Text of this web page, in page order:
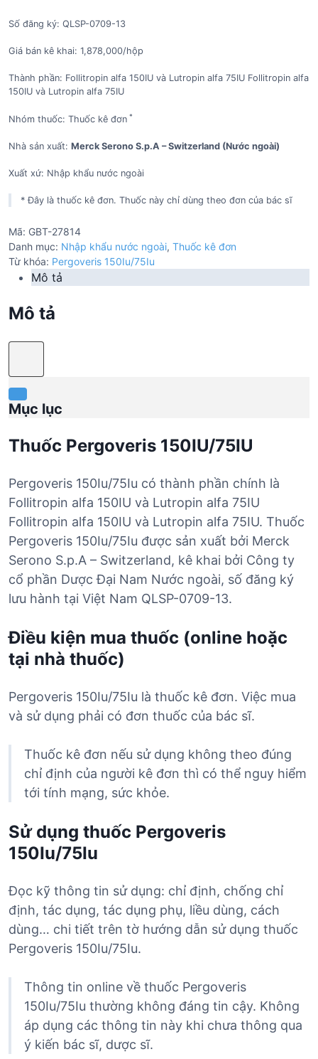
Số đăng ký: QLSP-0709-13
Giá bán kê khai: 1,878,000/hộp
Thành phần: Follitropin alfa 150IU và Lutropin alfa 75IU Follitropin alfa
150IU và Lutropin alfa 75IU
Nhóm thuốc: Thuốc kê đơn *
Nhà sản xuất: Merck Serono S.p.A – Switzerland (Nước ngoài)
Xuất xứ: Nhập khẩu nước ngoài
* Đây là thuốc kê đơn. Thuốc này chỉ dùng theo đơn của bác sĩ
Mã: GBT-27814
Danh mục: Nhập khẩu nước ngoài, Thuốc kê đơn
Từ khóa: Pergoveris 150Iu/75Iu
Mô tả
Mô tả
Mục lục
Thuốc Pergoveris 150IU/75IU
Pergoveris 150Iu/75Iu có thành phần chính là
Follitropin alfa 150IU và Lutropin alfa 75IU
Follitropin alfa 150IU và Lutropin alfa 75IU. Thuốc
Pergoveris 150Iu/75Iu được sản xuất bởi Merck
Serono S.p.A – Switzerland, kê khai bởi Công ty
cổ phần Dược Đại Nam Nước ngoài, số đăng ký
lưu hành tại Việt Nam QLSP-0709-13.
Điều kiện mua thuốc (online hoặc
tại nhà thuốc)
Pergoveris 150Iu/75Iu là thuốc kê đơn. Việc mua
và sử dụng phải có đơn thuốc của bác sĩ.
Thuốc kê đơn nếu sử dụng không theo đúng
chỉ định của người kê đơn thì có thể nguy hiểm
tới tính mạng, sức khỏe.
Sử dụng thuốc Pergoveris
150Iu/75Iu
Đọc kỹ thông tin sử dụng: chỉ định, chống chỉ
định, tác dụng, tác dụng phụ, liều dùng, cách
dùng… chi tiết trên tờ hướng dẫn sử dụng thuốc
Pergoveris 150Iu/75Iu.
Thông tin online về thuốc Pergoveris
150Iu/75Iu thường không đáng tin cậy. Không
áp dụng các thông tin này khi chưa thông qua
ý kiến bác sĩ, dược sĩ.